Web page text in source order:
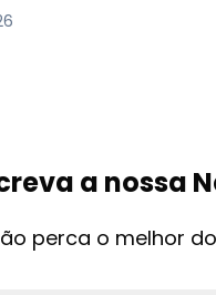
a nossa
perca o melhor